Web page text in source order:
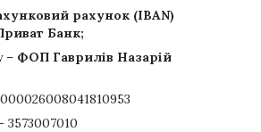
рахунок (IBAN)
Банк;
– ФОП Гаврилів Назарій